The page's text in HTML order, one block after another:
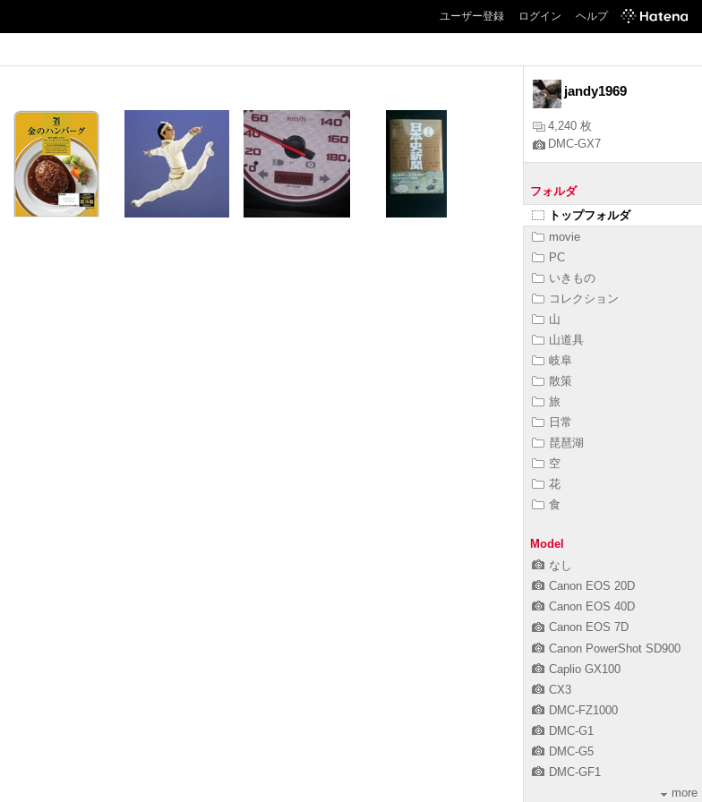
ユーザー登録 ログイン ヘルプ
jandy1969
4,240 枚
DMC-GX7
フォルダ
トップフォルダ
movie
PC
いきもの
コレクション
山
山道具
岐阜
散策
旅
日常
琵琶湖
空
花
食
Model
なし
Canon EOS 20D
Canon EOS 40D
Canon EOS 7D
Canon PowerShot SD900
Caplio GX100
CX3
DMC-FZ1000
DMC-G1
DMC-G5
DMC-GF1
more